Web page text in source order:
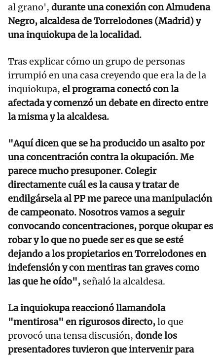
al grano', durante una conexión con Almudena
Negro, alcaldesa de Torrelodones (Madrid) y
una inquiokupa de la localidad.
Tras explicar cómo un grupo de personas
irrumpió en una casa creyendo que era la de la
inquiokupa, el programa conectó con la
afectada y comenzó un debate en directo entre
la misma y la alcaldesa.
"Aquí dicen que se ha producido un asalto por
una concentración contra la okupación. Me
parece mucho presuponer. Colegir
directamente cuál es la causa y tratar de
endilgársela al PP me parece una manipulación
de campeonato. Nosotros vamos a seguir
convocando concentraciones, porque okupar es
robar y lo que no puede ser es que se esté
dejando a los propietarios en Torrelodones en
indefensión y con mentiras tan graves como
las que he oído", señaló la alcaldesa.
La inquiokupa reaccionó llamandola
"mentirosa" en rigurosos directo,lo que
provocó una tensa discusión, donde los
presentadores tuvieron que intervenir para